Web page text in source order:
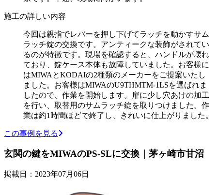
施工の詳しい内容
今回は親指でレバーを押し下げてラッチを動かすサム
ラッチ錠の交換です。アンティークな装飾がされてい
るのが特徴です。現場を確認すると、ハンドルが壊れ
ており、錠ケース本体も故障していました。お客様に
はMIWAとKODAIの2種類のメーカーをご提案いたし
ました。お客様はMIWAのU9THMTM-1LSを選ばれま
したので、作業を開始します。扉に少し穴あけの加工
を行い、取替用のサムラッチ錠を取りつけました。作
業は約1時間ほどで終了し、きれいに仕上がりました。
この事例を見る
玄関の鍵をMIWAのPS-SLに交換｜茅ヶ崎市甘沼
掲載日：2023年07月06日